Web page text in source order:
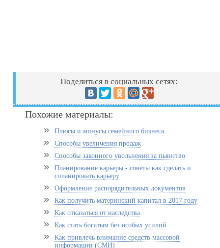
Поделиться в социальных сетях:
Похожие материалы:
Плюсы и минусы семейного бизнеса
Cпособы увеличения продаж
Способы законного увольнения за пьянство
Планирование карьеры - советы как сделать и
спланировать карьеру
Оформление распорядительных документов
Как получить материнский капитал в 2017 году
Как отказаться от наследства
Как стать богатым без особых усилий
Как привлечь внимание средств массовой
информации (СМИ)